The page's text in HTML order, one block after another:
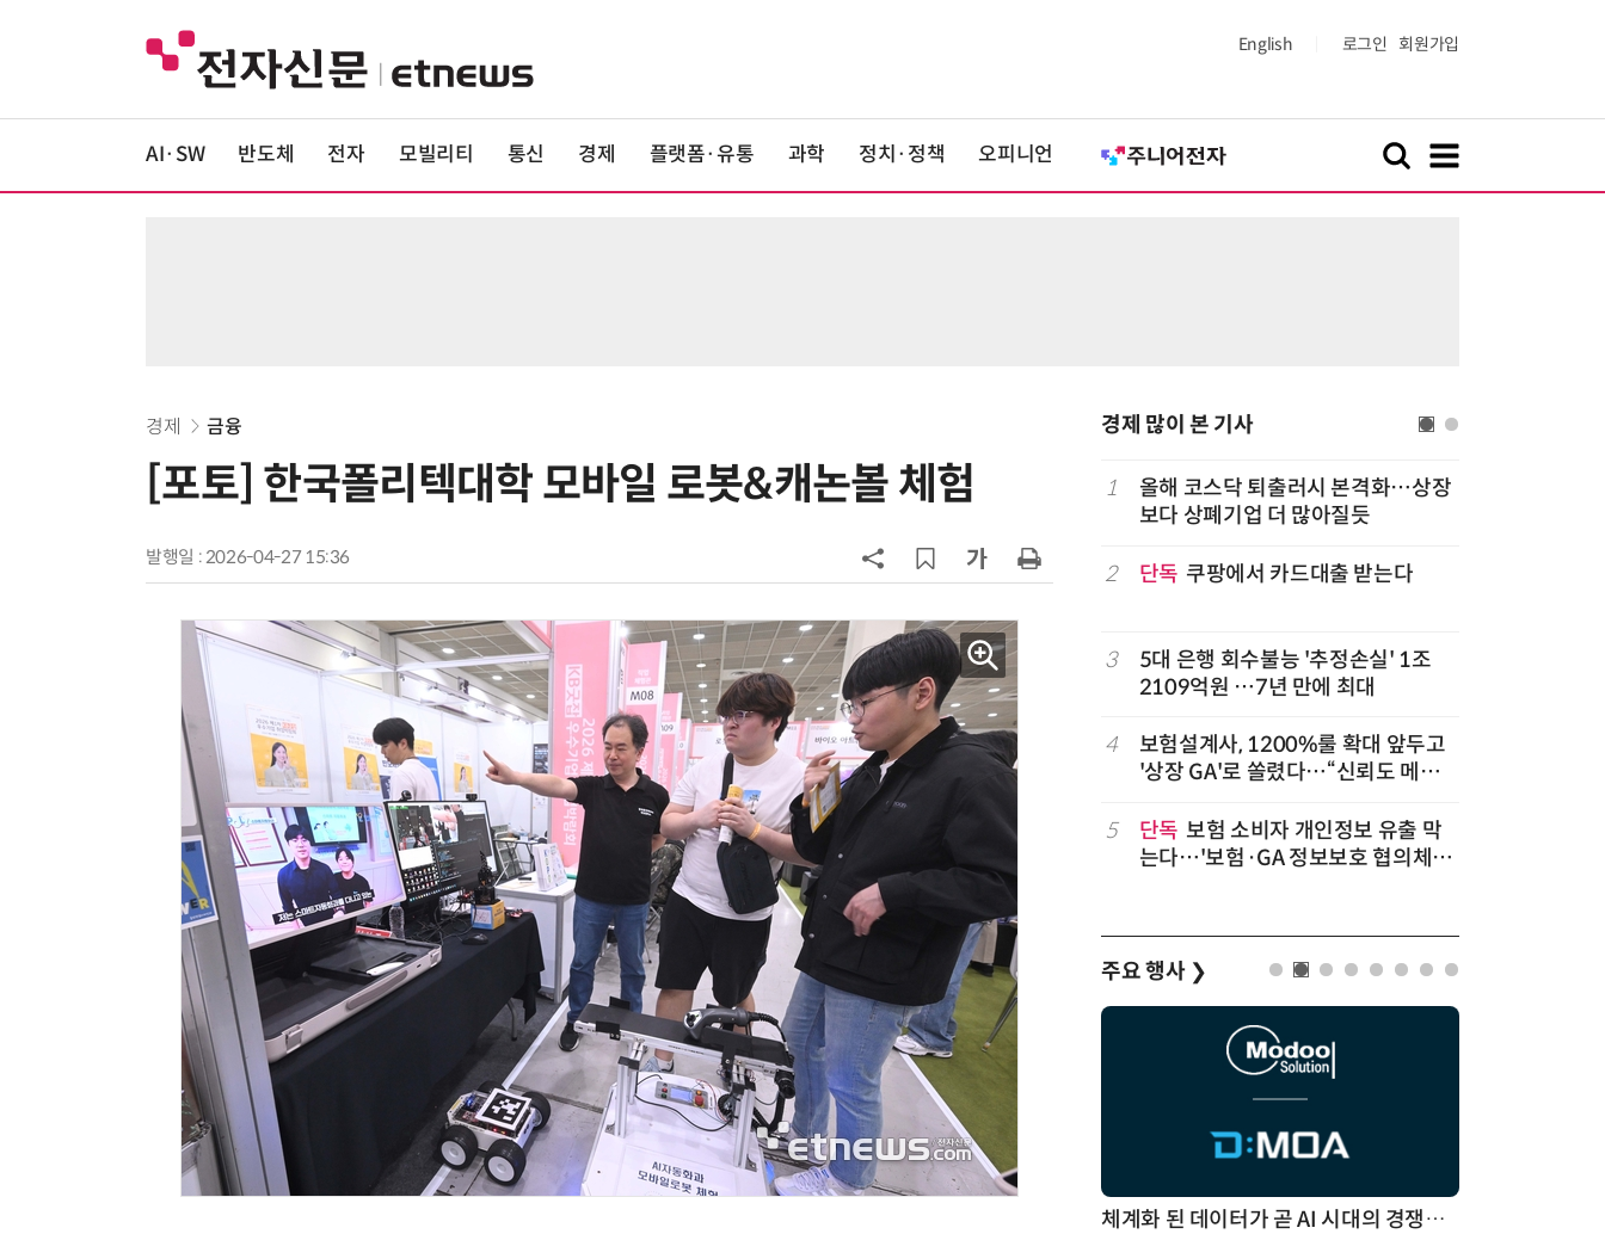
English 로그인 회원가입
AI·SW 반도체 전자 모빌리티 통신 경제 플랫폼·유통 과학 정치·정책 오피니언
경제 금융
[포토] 한국폴리텍대학 모바일 로봇&캐논볼 체험
발행일 : 2026-04-27 15:36
경제 많이 본 기사
6
LG 엑사원, 中企 제조현장 '전파'…
'상업용 디스플레이 빌려쓴다' …LG
8
'게이밍위크' 삼성전자-LG전자 유럽
서 TV·모니터 '大戰'
9
“상장폐지 막아라”…중소 가전 기업,
주가 부양 '총력전'
10 코스피 급등에 매수 사이드카 발동
1
올해 코스닥 퇴출러시 본격화…상장
보다 상폐기업 더 많아질듯
2 단독 쿠팡에서 카드대출 받는다
3
5대 은행 회수불능 '추정손실' 1조
2109억원 …7년 만에 최대
4
보험설계사, 1200%룰 확대 앞두고
'상장 GA'로 쏠렸다…“신뢰도 메리
5
단독 보험 소비자 개인정보 유출 막
는다…'보험·GA 정보보호 협의체'
주요 행사 ❯
체계화 된 데이터가 곧 AI 시대의 경쟁력이다